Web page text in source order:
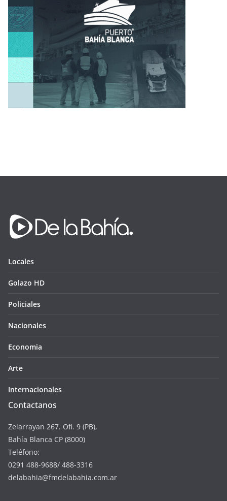
Locales
Golazo HD
Policiales
Nacionales
Economia
Arte
Internacionales
Contactanos
Zelarrayan 267. Ofi. 9 (PB),
Bahía Blanca CP (8000)
Teléfono:
0291 488-9688/ 488-3316
delabahia@fmdelabahia.com.ar